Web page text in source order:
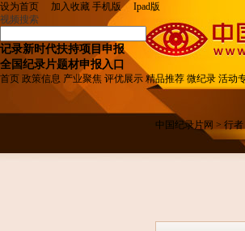
设为首页 加入收藏 手机版 Ipad版
视频搜索
记录新时代扶持项目申报
全国纪录片题材申报入口
首页 政策信息 产业聚焦 评优展示 精品推荐 微纪录 活动
中国纪录片网 > 行者